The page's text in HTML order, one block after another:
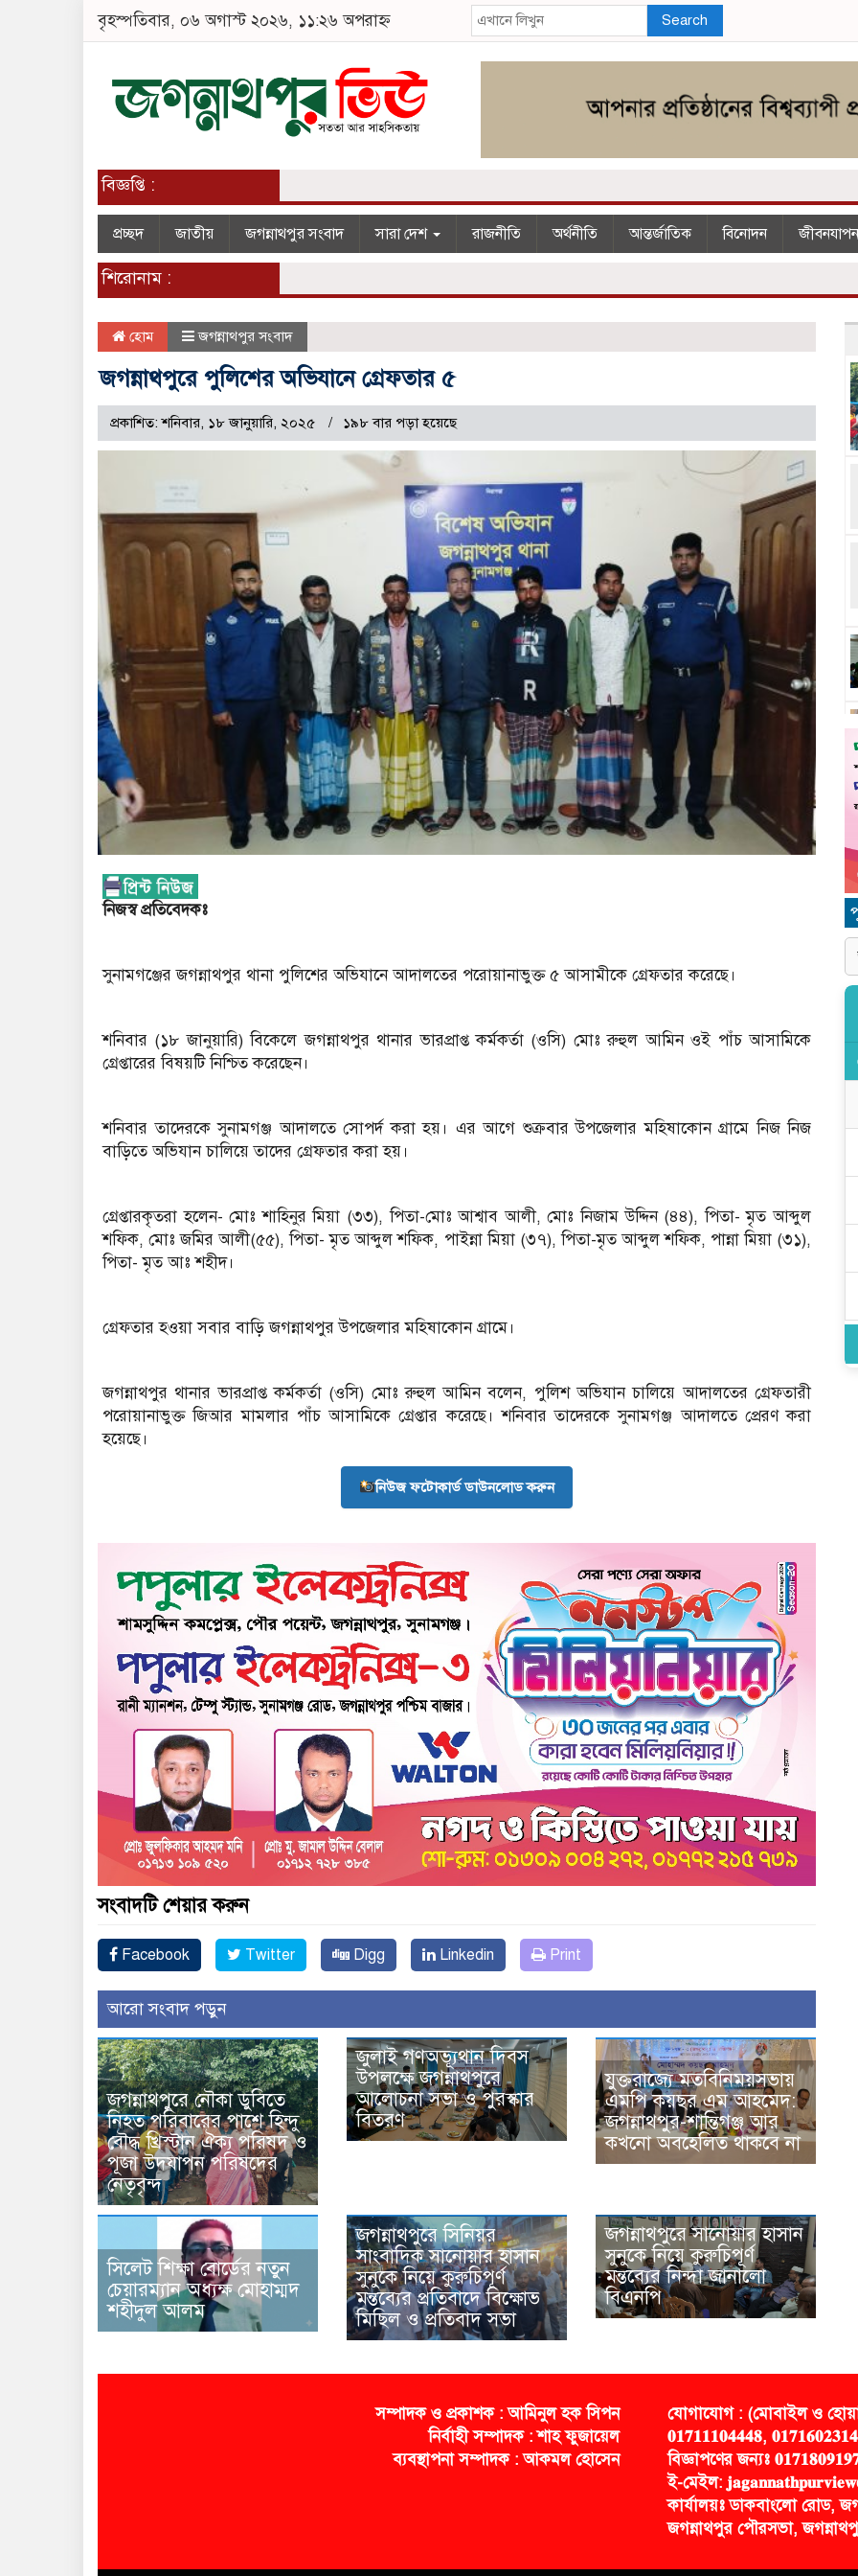
বৃহস্পতিবার, ০৬ অগাস্ট ২০২৬, ১১:২৬ অপরাহ্ন Search
বিজ্ঞপ্তি :
প্রচ্ছদ জাতীয় জগন্নাথপুর সংবাদ সারা দেশ রাজনীতি অর্থনীতি আন্তর্জাতিক বিনোদন
শিরোনাম :
হোম জগন্নাথপুর সংবাদ
জগন্নাথপুরে পুলিশের অভিযানে গ্রেফতার ৫
প্রকাশিত: শনিবার, ১৮ জানুয়ারি, ২০২৫ ১৯৮ বার পড়া হয়েছে
নিজস্ব প্রতিবেদকঃ
সুনামগঞ্জের জগন্নাথপুর থানা পুলিশের অভিযানে আদালতের পরোয়ানাভুক্ত ৫ আসামীকে গ্রেফতার করেছে।
শনিবার (১৮ জানুয়ারি) বিকেলে জগন্নাথপুর থানার ভারপ্রাপ্ত কর্মকর্তা (ওসি) মোঃ রুহুল আমিন ওই পাঁচ আসামিকে
গ্রেপ্তারের বিষয়টি নিশ্চিত করেছেন।
শনিবার তাদেরকে সুনামগঞ্জ আদালতে সোপর্দ করা হয়। এর আগে শুক্রবার উপজেলার মহিষাকোন গ্রামে নিজ নিজ
বাড়িতে অভিযান চালিয়ে তাদের গ্রেফতার করা হয়।
গ্রেপ্তারকৃতরা হলেন- মোঃ শাহিনুর মিয়া (৩৩), পিতা-মোঃ আশ্বাব আলী, মোঃ নিজাম উদ্দিন (৪৪), পিতা- মৃত আব্দুল
শফিক, মোঃ জমির আলী(৫৫), পিতা- মৃত আব্দুল শফিক, পাইন্না মিয়া (৩৭), পিতা-মৃত আব্দুল শফিক, পান্না মিয়া (৩১),
পিতা- মৃত আঃ শহীদ।
গ্রেফতার হওয়া সবার বাড়ি জগন্নাথপুর উপজেলার মহিষাকোন গ্রামে।
জগন্নাথপুর থানার ভারপ্রাপ্ত কর্মকর্তা (ওসি) মোঃ রুহুল আমিন বলেন, পুলিশ অভিযান চালিয়ে আদালতের গ্রেফতারী
পরোয়ানাভুক্ত জিআর মামলার পাঁচ আসামিকে গ্রেপ্তার করেছে। শনিবার তাদেরকে সুনামগঞ্জ আদালতে প্রেরণ করা
হয়েছে।
নিউজ ফটোকার্ড ডাউনলোড করুন
সংবাদটি শেয়ার করুন
Facebook Twitter Digg Linkedin Print
আরো সংবাদ পড়ুন
জগন্নাথপুরে নৌকা ডুবিতে
নিহত পরিবারের পাশে হিন্দু
বৌদ্ধ খ্রিস্টান ঐক্য পরিষদ ও
পূজা উদযাপন পরিষদের
নেতৃবৃন্দ
জুলাই গণঅভ্যূথান দিবস
উপলক্ষে জগন্নাথপুরে
আলোচনা সভা ও পুরস্কার
বিতরণ
যুক্তরাজ্যে মতবিনিময়সভায়
এমপি কয়ছর এম আহমেদ:
জগন্নাথপুর-শান্তিগঞ্জ আর
কখনো অবহেলিত থাকবে না
সিলেট শিক্ষা বোর্ডের নতুন
চেয়ারম্যান অধ্যক্ষ মোহাম্মদ
শহীদুল আলম
জগন্নাথপুরে সিনিয়র
সাংবাদিক সানোয়ার হাসান
সুনুকে নিয়ে কুরুচিপূর্ণ
মন্তব্যের প্রতিবাদে বিক্ষোভ
মিছিল ও প্রতিবাদ সভা
জগন্নাথপুরে সানোয়ার হাসান
সুনুকে নিয়ে কুরুচিপূর্ণ
মন্তব্যের নিন্দা জানালো
বিএনপি
সম্পাদক ও প্রকাশক : আমিনুল হক সিপন
নির্বাহী সম্পাদক : শাহ ফুজায়েল
ব্যবস্থাপনা সম্পাদক : আকমল হোসেন
যোগাযোগ : (মোবাইল ও
𝟎𝟏𝟕𝟏𝟏𝟏𝟎𝟒𝟒𝟒𝟖,
বিজ্ঞাপণের জন্যঃ
ই-মেইল:
কার্যালয়ঃ ডাকবাংলো রোড,
জগন্নাথপুর পৌরসভা,